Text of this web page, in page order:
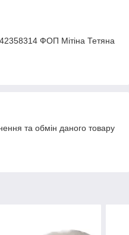
ФОП Мітіна Тетяна
та обмін даного товару